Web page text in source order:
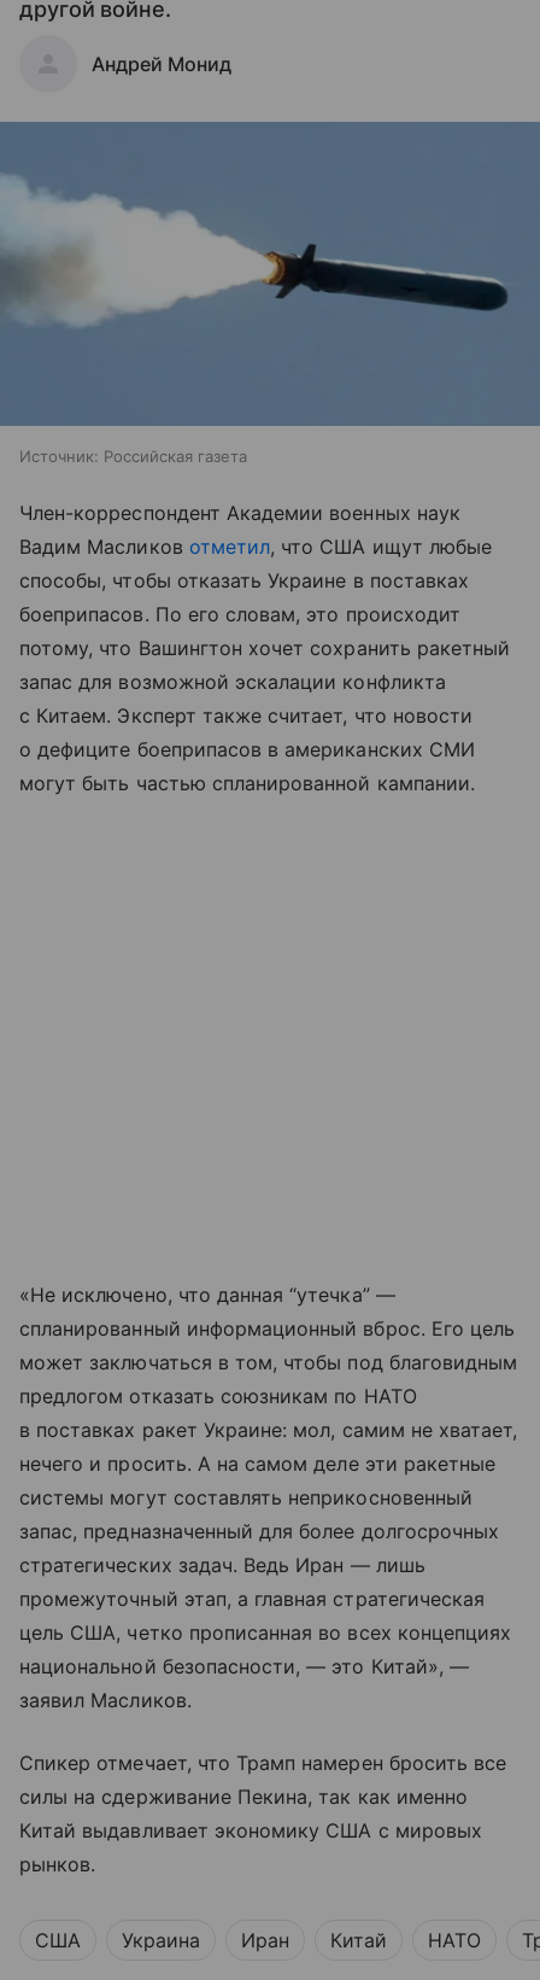
другой войне.
Андрей Монид
Источник: Российская газета
Член-корреспондент Академии военных наук
Вадим Масликов отметил, что США ищут любые
способы, чтобы отказать Украине в поставках
боеприпасов. По его словам, это происходит
потому, что Вашингтон хочет сохранить ракетный
запас для возможной эскалации конфликта
с Китаем. Эксперт также считает, что новости
о дефиците боеприпасов в американских СМИ
могут быть частью спланированной кампании.
«Не исключено, что данная “утечка” —
спланированный информационный вброс. Его цель
может заключаться в том, чтобы под благовидным
предлогом отказать союзникам по НАТО
в поставках ракет Украине: мол, самим не хватает,
нечего и просить. А на самом деле эти ракетные
системы могут составлять неприкосновенный
запас, предназначенный для более долгосрочных
стратегических задач. Ведь Иран — лишь
промежуточный этап, а главная стратегическая
цель США, четко прописанная во всех концепциях
национальной безопасности, — это Китай», —
заявил Масликов.
Спикер отмечает, что Трамп намерен бросить все
силы на сдерживание Пекина, так как именно
Китай выдавливает экономику США с мировых
рынков.
США Украина Иран Китай НАТО